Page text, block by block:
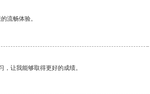
流畅体验。
让我能够取得更好的成绩。